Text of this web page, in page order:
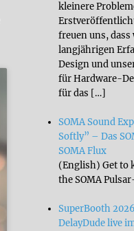
kleinere
freuen uns,
langjährigen
Design und
für Hardware-
für das […]
SOMA Sound
Softly” – Das
SOMA Flux
(English) Get to
the SOMA
SuperBooth
DelayDude live